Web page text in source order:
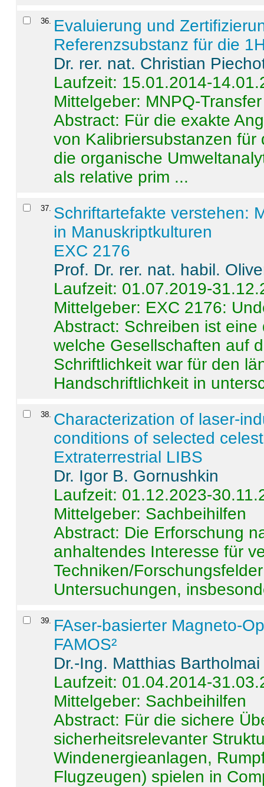
36. Evaluierung und
Referenzsubstanz für die
Dr. rer. nat. Christian
Laufzeit: 15.01.2014-
Mittelgeber: MNPQ-Transfer
Abstract: Für die exakte
von Kalibriersubstanzen
die organische
als relative prim ...
37. Schriftartefakte verstehen:
in Manuskriptkulturen
EXC 2176
Prof. Dr. rer. nat. habil.
Laufzeit: 01.07.2019-
Mittelgeber: EXC 2176:
Abstract: Schreiben ist
welche Gesellschaften auf
Schriftlichkeit war für den
Handschriftlichkeit in
38. Characterization of laser-
conditions of selected
Extraterrestrial LIBS
Dr. Igor B. Gornushkin
Laufzeit: 01.12.2023-
Mittelgeber: Sachbeihilfen
Abstract: Die Erforschung
anhaltendes Interesse für
Techniken/
Untersuchungen,
39. FAser-basierter Magneto-
FAMOS²
Dr.-Ing. Matthias Bartholmai
Laufzeit: 01.04.2014-
Mittelgeber: Sachbeihilfen
Abstract: Für die sichere
sicherheitsrelevanter
Windenergieanlagen,
Flugzeugen) spielen in